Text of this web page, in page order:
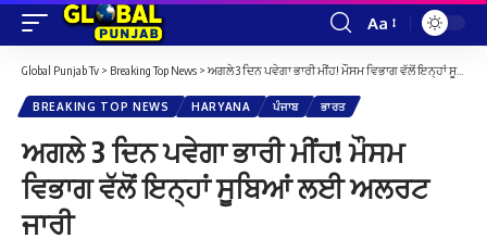
Font
Resizer
Aa
Global Punjab Tv > Breaking Top News > ਅਗਲੇ 3 ਦਿਨ ਪਵੇਗਾ ਭਾਰੀ ਮੀਂਹ! ਮੌਸਮ ਵਿਭਾਗ ਵੱਲੋਂ ਇਨ੍ਹਾਂ ਸੂਬਿਆਂ ਲਈ ਅਲਰਟ ਜਾਰੀ
BREAKING TOP NEWS HARYANA ਪੰਜਾਬ ਭਾਰਤ
ਅਗਲੇ 3 ਦਿਨ ਪਵੇਗਾ ਭਾਰੀ ਮੀਂਹ! ਮੌਸਮ
ਵਿਭਾਗ ਵੱਲੋਂ ਇਨ੍ਹਾਂ ਸੂਬਿਆਂ ਲਈ ਅਲਰਟ
ਜਾਰੀ